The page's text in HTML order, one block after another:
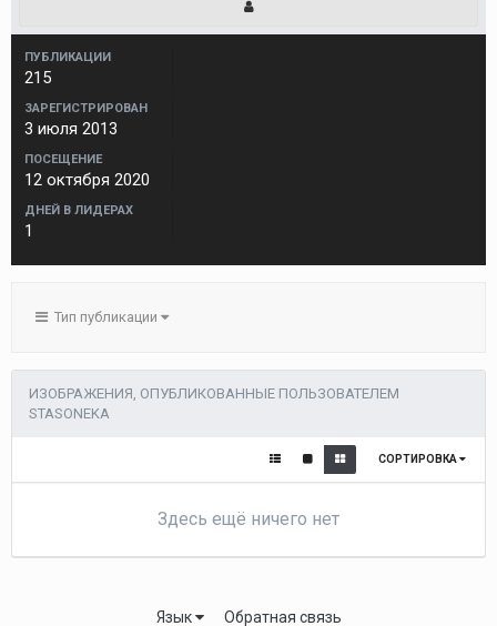
ПУБЛИКАЦИИ
215
ЗАРЕГИСТРИРОВАН
3 июля 2013
ПОСЕЩЕНИЕ
12 октября 2020
ДНЕЙ В ЛИДЕРАХ
1
Тип публикации
ИЗОБРАЖЕНИЯ, ОПУБЛИКОВАННЫЕ ПОЛЬЗОВАТЕЛЕМ
STASONEKA
СОРТИРОВКА
Здесь ещё ничего нет
Язык Обратная связь